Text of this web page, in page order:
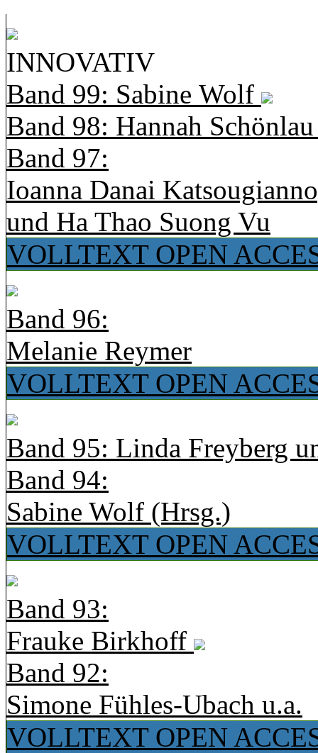
INNOVATIV
Band 99: Sabine Wolf
Band 98: Hannah
Band 97:
Ioanna Danai
und Ha Thao Suong Vu
VOLLTEXT OPEN
Band 96:
Melanie Reymer
VOLLTEXT OPEN
Band 95: Linda Freyberg
Band 94:
Sabine Wolf (Hrsg.)
VOLLTEXT OPEN
Band 93:
Frauke Birkhoff
Band 92:
Simone Fühles-Ubach u.a.
VOLLTEXT OPEN